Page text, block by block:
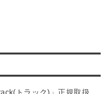
トラック)」正規取扱